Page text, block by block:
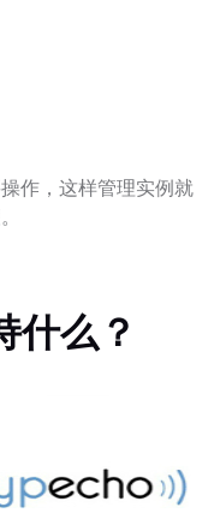
作，这样管理实例就
什么？